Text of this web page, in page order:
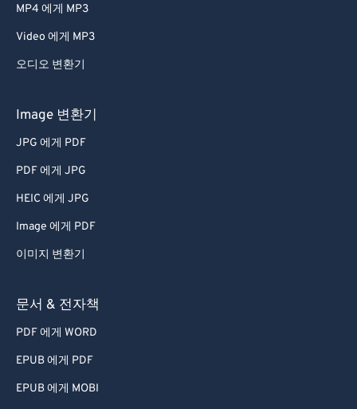
MP4 에게 MP3
Video 에게 MP3
오디오 변환기
Image 변환기
JPG 에게 PDF
PDF 에게 JPG
HEIC 에게 JPG
Image 에게 PDF
이미지 변환기
문서 & 전자책
PDF 에게 WORD
EPUB 에게 PDF
EPUB 에게 MOBI